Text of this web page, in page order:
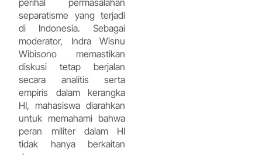
separatisme yang terjadi
di Indonesia. Sebagai
moderator, Indra Wisnu
Wibisono memastikan
diskusi tetap berjalan
secara analitis serta
empiris dalam kerangka
HI, mahasiswa diarahkan
untuk memahami bahwa
peran militer dalam HI
tidak hanya berkaitan